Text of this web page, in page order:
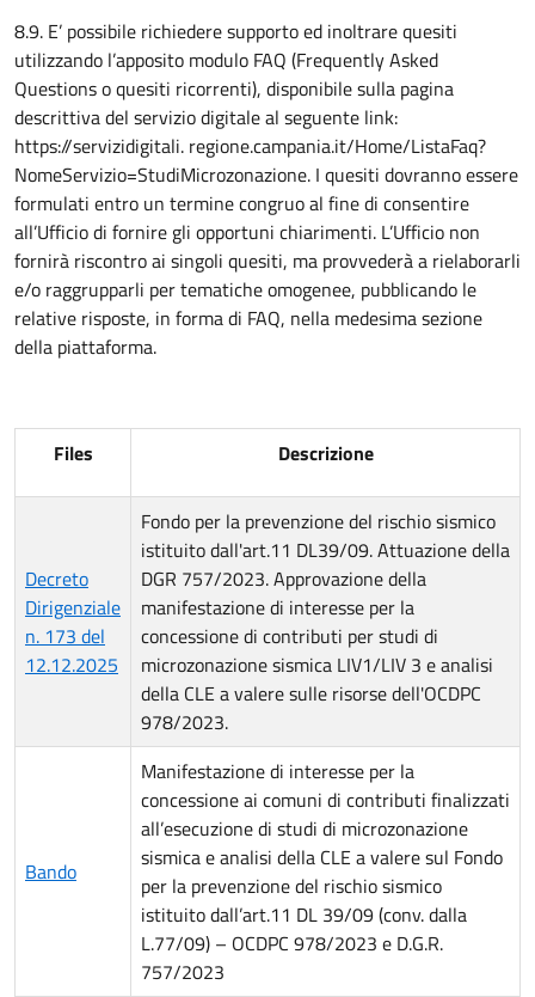
8.9. E’ possibile richiedere supporto ed inoltrare quesiti
utilizzando l’apposito modulo FAQ (Frequently Asked
Questions o quesiti ricorrenti), disponibile sulla pagina
descrittiva del servizio digitale al seguente link:
https://servizidigitali. regione.campania.it/Home/ListaFaq?
NomeServizio=StudiMicrozonazione. I quesiti dovranno essere
formulati entro un termine congruo al fine di consentire
all’Ufficio di fornire gli opportuni chiarimenti. L’Ufficio non
fornirà riscontro ai singoli quesiti, ma provvederà a rielaborarli
e/o raggrupparli per tematiche omogenee, pubblicando le
relative risposte, in forma di FAQ, nella medesima sezione
della piattaforma.
Files Descrizione
Decreto
Dirigenziale
n. 173 del
12.12.2025
Fondo per la prevenzione del rischio sismico
istituito dall'art.11 DL39/09. Attuazione della
DGR 757/2023. Approvazione della
manifestazione di interesse per la
concessione di contributi per studi di
microzonazione sismica LIV1/LIV 3 e analisi
della CLE a valere sulle risorse dell'OCDPC
978/2023.
Bando
Manifestazione di interesse per la
concessione ai comuni di contributi finalizzati
all’esecuzione di studi di microzonazione
sismica e analisi della CLE a valere sul Fondo
per la prevenzione del rischio sismico
istituito dall’art.11 DL 39/09 (conv. dalla
L.77/09) – OCDPC 978/2023 e D.G.R.
757/2023